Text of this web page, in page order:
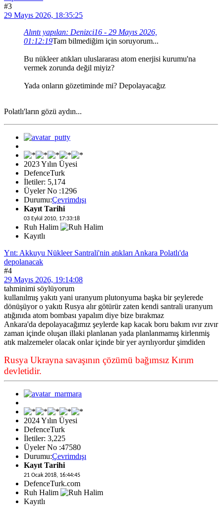
#3
29 Mayıs 2026, 18:35:25
Alıntı yapılan: Denizci16 - 29 Mayıs 2026,
01:12:19Tam bilmediğim için soruyorum...
Bu nükleer atıkları uluslararası atom enerjisi kurumu'na
vermek zorunda değil miyiz?
Yada onların gözetiminde mi? Depolayacağız
Polatlı'ların gözü aydın...
2023 Yılın Üyesi
DefenceTurk
İletiler: 5,174
Üyeler No :1296
Durumu:Çevrimdışı
Kayıt Tarihi
03 Eylül 2010, 17:33:18
Ruh Halim
Kayıtlı
Ynt: Akkuyu Nükleer Santrali'nin atıkları Ankara Polatlı'da
depolanacak
#4
29 Mayıs 2026, 19:14:08
tahminimi söylüyorum
kullanılmış yakıtı yani uranyum plutonyuma başka bir şeylerede
dönüşüyor o yakıtı Rusya alır götürür zaten kendi santrali uranyum
atığınıda atom bombası yapalım diye bize bırakmaz
Ankara'da depolayacağımız şeylerde kap kacak boru bakım ıvır zıvır
zaman içinde oluşan illaki planlanan yada planlanmamış kirlenmiş
atık malzemeler olacak onlar içinde bir yer ayrılıyordur şimdiden
Rusya Ukrayna savaşının çözümü bağımsız Kırım
devletidir.
2024 Yılın Üyesi
DefenceTurk
İletiler: 3,225
Üyeler No :47580
Durumu:Çevrimdışı
Kayıt Tarihi
21 Ocak 2018, 16:44:45
DefenceTurk.com
Ruh Halim
Kayıtlı